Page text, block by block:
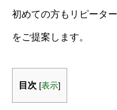
初めての方もリピータ
をご提案します。
目次 [表示]